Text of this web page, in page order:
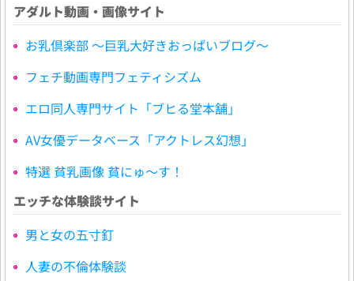
アダルト動画・画像サイト
お乳倶楽部 ～巨乳大好きおっぱいブログ～
フェチ動画専門フェティシズム
エロ同人専門サイト「ブヒる堂本舗」
AV女優データベース「アクトレス幻想」
特選 貧乳画像 貧にゅ～す！
エッチな体験談サイト
男と女の五寸釘
人妻の不倫体験談